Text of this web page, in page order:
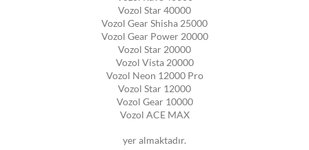
Vozol Star 40000
Vozol Gear Shisha 25000
Vozol Gear Power 20000
Vozol Star 20000
Vozol Vista 20000
Vozol Neon 12000 Pro
Vozol Star 12000
Vozol Gear 10000
Vozol ACE MAX
yer almaktadır.